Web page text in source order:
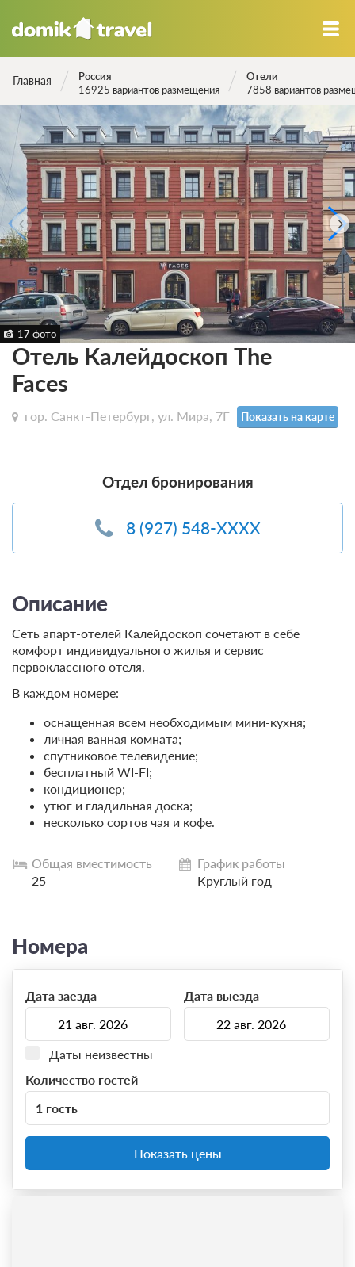
Главная
Россия
16925 вариантов размещения
Отели
7858 вариантов
17 фото
Отель Калейдоскоп The
Faces
гор. Санкт-Петербург, ул. Мира, 7Г Показать на карте
Отдел бронирования
8 (927) 548-XXXX
Описание
Сеть апарт-отелей Калейдоскоп сочетают в себе
комфорт индивидуального жилья и сервис
первоклассного отеля.
В каждом номере:
оснащенная всем необходимым мини-кухня;
личная ванная комната;
спутниковое телевидение;
бесплатный WI-FI;
кондиционер;
утюг и гладильная доска;
несколько сортов чая и кофе.
Общая вместимость
25
График работы
Круглый год
Номера
Дата заезда Дата выезда
Даты неизвестны
Количество гостей
1 гость
Показать цены